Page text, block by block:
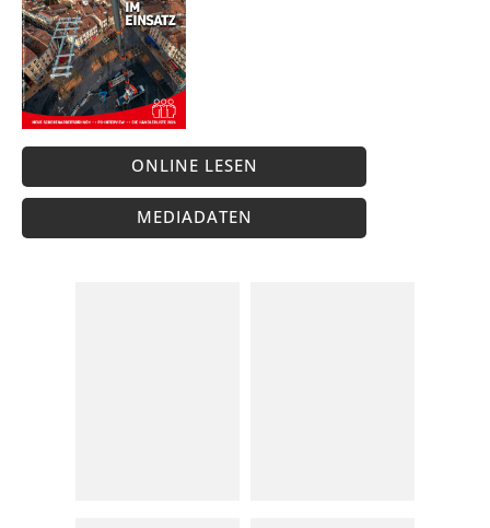
ONLINE LESEN
MEDIADATEN